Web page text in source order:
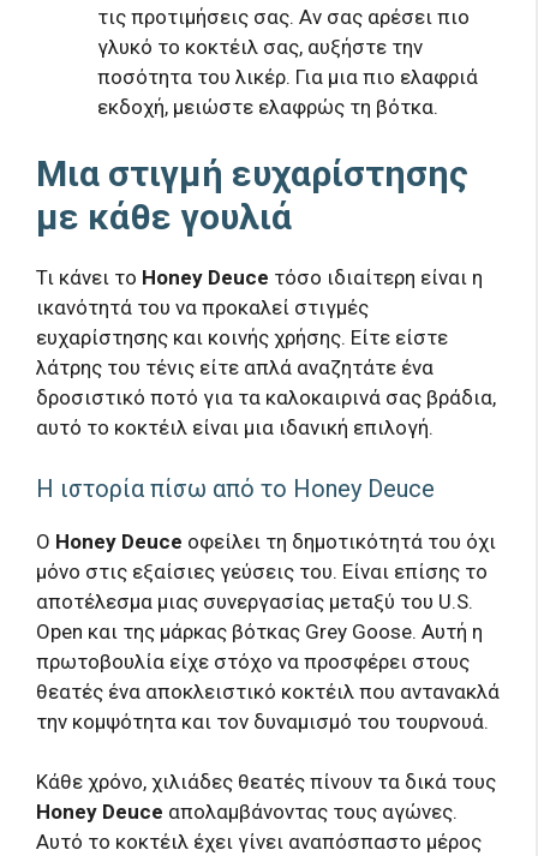
τις προτιμήσεις σας. Αν σας αρέσει πιο
γλυκό το κοκτέιλ σας, αυξήστε την
ποσότητα του λικέρ. Για μια πιο ελαφριά
εκδοχή, μειώστε ελαφρώς τη βότκα.
Μια στιγμή ευχαρίστησης
με κάθε γουλιά
Τι κάνει το Honey Deuce τόσο ιδιαίτερη είναι η
ικανότητά του να προκαλεί στιγμές
ευχαρίστησης και κοινής χρήσης. Είτε είστε
λάτρης του τένις είτε απλά αναζητάτε ένα
δροσιστικό ποτό για τα καλοκαιρινά σας βράδια,
αυτό το κοκτέιλ είναι μια ιδανική επιλογή.
Η ιστορία πίσω από το Honey Deuce
Ο Honey Deuce οφείλει τη δημοτικότητά του όχι
μόνο στις εξαίσιες γεύσεις του. Είναι επίσης το
αποτέλεσμα μιας συνεργασίας μεταξύ του U.S.
Open και της μάρκας βότκας Grey Goose. Αυτή η
πρωτοβουλία είχε στόχο να προσφέρει στους
θεατές ένα αποκλειστικό κοκτέιλ που αντανακλά
την κομψότητα και τον δυναμισμό του τουρνουά.
Κάθε χρόνο, χιλιάδες θεατές πίνουν τα δικά τους
Honey Deuce απολαμβάνοντας τους αγώνες.
Αυτό το κοκτέιλ έχει γίνει αναπόσπαστο μέρος